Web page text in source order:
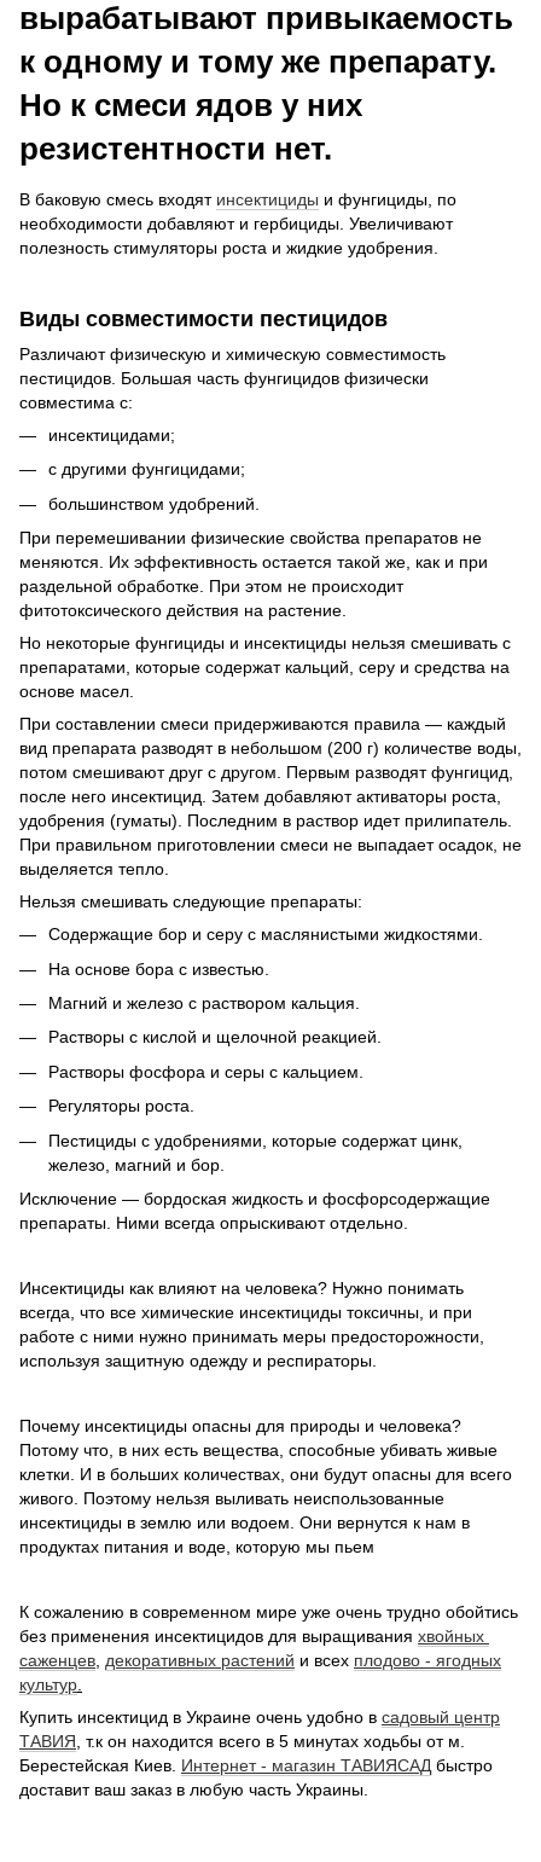
вырабатывают привыкаемость
к одному и тому же препарату.
Но к смеси ядов у них
резистентности нет.
В баковую смесь входят инсектициды и фунгициды, по
необходимости добавляют и гербициды. Увеличивают
полезность стимуляторы роста и жидкие удобрения.
Виды совместимости пестицидов
Различают физическую и химическую совместимость
пестицидов. Большая часть фунгицидов физически
совместима с:
инсектицидами;
с другими фунгицидами;
большинством удобрений.
При перемешивании физические свойства препаратов не
меняются. Их эффективность остается такой же, как и при
раздельной обработке. При этом не происходит
фитотоксического действия на растение.
Но некоторые фунгициды и инсектициды нельзя смешивать с
препаратами, которые содержат кальций, серу и средства на
основе масел.
При составлении смеси придерживаются правила — каждый
вид препарата разводят в небольшом (200 г) количестве воды,
потом смешивают друг с другом. Первым разводят фунгицид,
после него инсектицид. Затем добавляют активаторы роста,
удобрения (гуматы). Последним в раствор идет прилипатель.
При правильном приготовлении смеси не выпадает осадок, не
выделяется тепло.
Нельзя смешивать следующие препараты:
Содержащие бор и серу с маслянистыми жидкостями.
На основе бора с известью.
Магний и железо с раствором кальция.
Растворы с кислой и щелочной реакцией.
Растворы фосфора и серы с кальцием.
Регуляторы роста.
Пестициды с удобрениями, которые содержат цинк,
железо, магний и бор.
Исключение — бордоская жидкость и фосфорсодержащие
препараты. Ними всегда опрыскивают отдельно.
Инсектициды как влияют на человека? Нужно понимать
всегда, что все химические инсектициды токсичны, и при
работе с ними нужно принимать меры предосторожности,
используя защитную одежду и респираторы.
Почему инсектициды опасны для природы и человека?
Потому что, в них есть вещества, способные убивать живые
клетки. И в больших количествах, они будут опасны для всего
живого. Поэтому нельзя выливать неиспользованные
инсектициды в землю или водоем. Они вернутся к нам в
продуктах питания и воде, которую мы пьем
К сожалению в современном мире уже очень трудно обойтись
без применения инсектицидов для выращивания хвойных
саженцев декоративных растений и всех плодово - ягодных
культур
Купить инсектицид в Украине очень удобно в садовый центр
ТАВИЯ , т.к он находится всего в 5 минутах ходьбы от м.
Берестейская Киев. Интернет - магазин ТАВИЯСАД быстро
доставит ваш заказ в любую часть Украины.